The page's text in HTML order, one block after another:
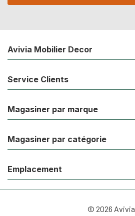
Avivia Mobilier Decor
Service Clients
Magasiner par marque
Magasiner par catégorie
Emplacement
© 2026 Avivia.